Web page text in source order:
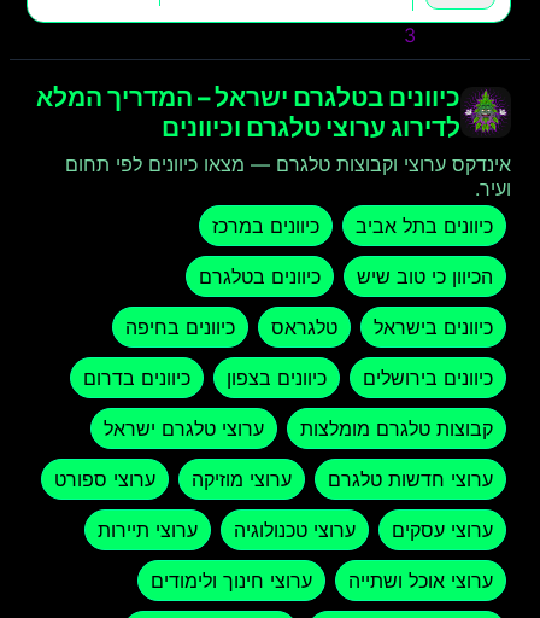
3
כיוונים בטלגרם ישראל – המדריך המלא
לדירוג ערוצי טלגרם וכיוונים
אינדקס ערוצי וקבוצות טלגרם — מצאו כיוונים לפי תחום
ועיר.
כיוונים בתל אביב
כיוונים במרכז
הכיוון כי טוב שיש כיוונים בטלגרם
כיוונים בישראל טלגראס כיוונים בחיפה
כיוונים בירושלים כיוונים בצפון כיוונים בדרום
קבוצות טלגרם מומלצות ערוצי טלגרם ישראל
ערוצי חדשות טלגרם ערוצי מוזיקה ערוצי ספורט
ערוצי עסקים ערוצי טכנולוגיה ערוצי תיירות
ערוצי אוכל ושתייה ערוצי חינוך ולימודים